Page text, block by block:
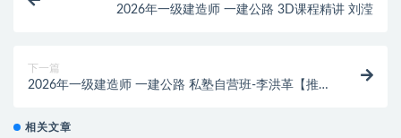
2026年一级建造师 一建公路 3D课程精讲 刘滢
下一篇
2026年一级建造师 一建公路 私塾自营班-李洪革【推
相关文章